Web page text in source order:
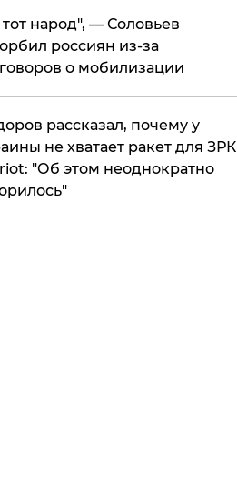
народ", — Соловьев
россиян из-за
о мобилизации
рассказал, почему у
не хватает ракет для ЗРК
"Об этом неоднократно